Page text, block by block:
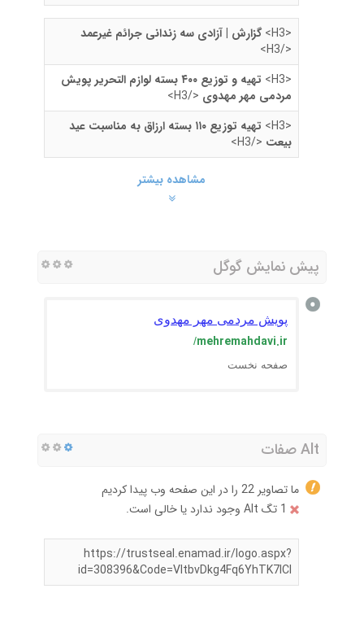
<H3>
گزارش | آزادی سه زندانی جرائم غیرعمد
</H3>
<H3>
تهیه و توزیع ۴۰۰ بسته لوازم التحریر پویش
مردمی مهر مهدوی </H3>
<H3>
تهیه توزیع ۱۱۰ بسته ارزاق به مناسبت عید
بیعت </H3>
مشاهده بیشتر
پیش نمایش گوگل
پویش مردمی مهر مهدوی
mehremahdavi.ir
/
صفحه نخست
Alt صفات
ما تصاویر 22 را در این صفحه وب پیدا کردیم
https://trustseal.enamad.ir/logo.aspx?
id=308396&Code=VItbvDkg4Fq6YhTK7lCl